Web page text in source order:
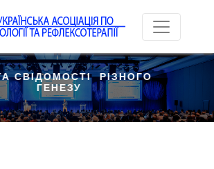
СВІДОМОСТІ  РІЗНОГО
ГЕНЕЗУ